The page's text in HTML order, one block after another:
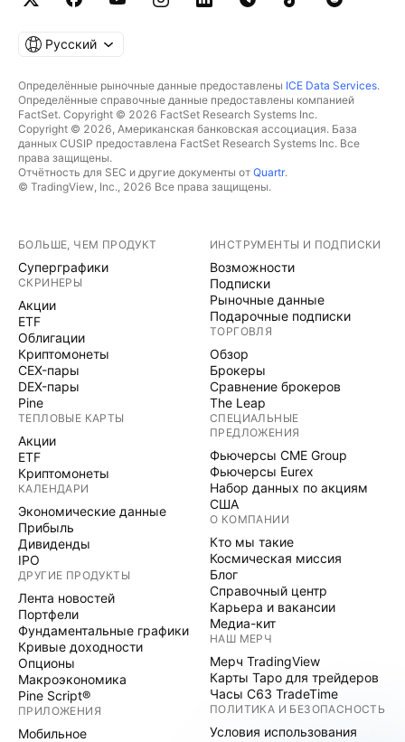
Русский
Определённые рыночные данные предоставлены ICE Data Services.
Определённые справочные данные предоставлены компанией
FactSet. Copyright © 2026 FactSet Research Systems Inc.
Copyright © 2026, Американская банковская ассоциация. База
данных CUSIP предоставлена FactSet Research Systems Inc. Все
права защищены.
Отчётность для SEC и другие документы от Quartr.
© TradingView, Inc., 2026 Все права защищены.
БОЛЬШЕ, ЧЕМ ПРОДУКТ
Суперграфики
СКРИНЕРЫ
Акции
ETF
Облигации
Криптомонеты
CEX-пары
DEX-пары
Pine
ТЕПЛОВЫЕ КАРТЫ
Акции
ETF
Криптомонеты
КАЛЕНДАРИ
Экономические данные
Прибыль
Дивиденды
IPO
ДРУГИЕ ПРОДУКТЫ
Лента новостей
Портфели
Фундаментальные графики
Кривые доходности
Опционы
Макроэкономика
Pine Script®
ПРИЛОЖЕНИЯ
Мобильное
ИНСТРУМЕНТЫ И ПОДПИСКИ
Возможности
Подписки
Рыночные данные
Подарочные подписки
ТОРГОВЛЯ
Обзор
Брокеры
Сравнение брокеров
The Leap
СПЕЦИАЛЬНЫЕ
ПРЕДЛОЖЕНИЯ
Фьючерсы CME Group
Фьючерсы Eurex
Набор данных по акциям
США
О КОМПАНИИ
Кто мы такие
Космическая миссия
Блог
Справочный центр
Карьера и вакансии
Медиа-кит
НАШ МЕРЧ
Мерч TradingView
Карты Таро для трейдеров
Часы C63 TradeTime
ПОЛИТИКА И БЕЗОПАСНОСТЬ
Условия использования